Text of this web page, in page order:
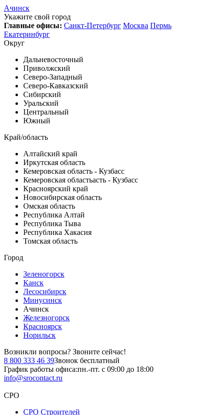
Ачинск
Укажите свой город
Главные офисы: Санкт-Петербург Москва Пермь
Екатеринбург
Округ
Дальневосточный
Приволжский
Северо-Западный
Северо-Кавказский
Сибирский
Уральский
Центральный
Южный
Край/область
Алтайский край
Иркутская область
Кемеровская область - Кузбасс
Кемеровская областьасть - Кузбасс
Красноярский край
Новосибирская область
Омская область
Республика Алтай
Республика Тыва
Республика Хакасия
Томская область
Город
Зеленогорск
Канск
Лесосибирск
Минусинск
Ачинск
Железногорск
Красноярск
Норильск
Возникли вопросы? Звоните сейчас!
8 800 333 46 39Звонок бесплатный
График работы офиса:пн.-пт. с 09:00 до 18:00
info@srocontact.ru
СРО
СРО Строителей